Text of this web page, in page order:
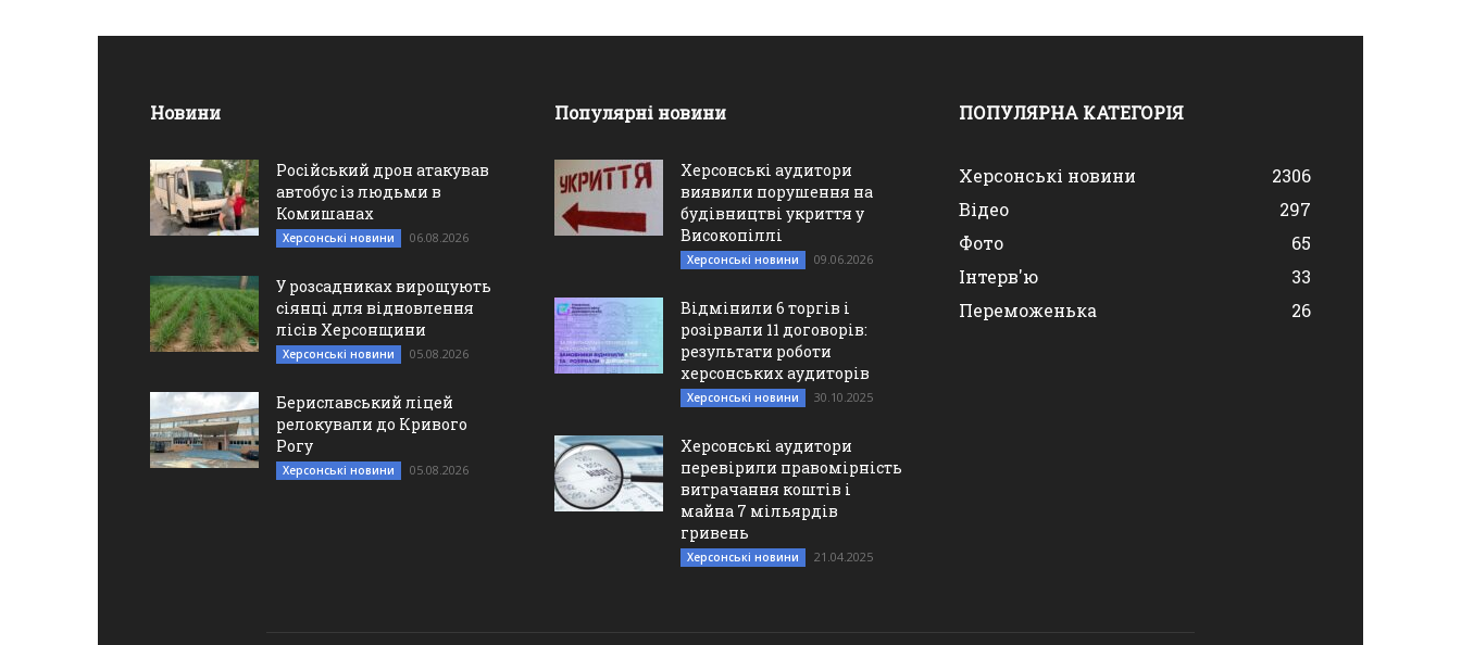
Новини
Російський дрон атакував
автобус із людьми в
Комишанах
Херсонські новини 06.08.2026
У розсадниках вирощують
сіянці для відновлення
лісів Херсонщини
Херсонські новини 05.08.2026
Бериславський ліцей
релокували до Кривого
Рогу
Херсонські новини 05.08.2026
Популярні новини
Херсонські аудитори
виявили порушення на
будівництві укриття у
Високопіллі
Херсонські новини 09.06.2026
Відмінили 6 торгів і
розірвали 11 договорів:
результати роботи
херсонських аудиторів
Херсонські новини 30.10.2025
Херсонські аудитори
перевірили правомірність
витрачання коштів і
майна 7 мільярдів
гривень
Херсонські новини 21.04.2025
ПОПУЛЯРНА КАТЕГОРІЯ
Херсонські новини
2306
Відео
297
Фото
65
Інтерв'ю
33
Переможенька
26